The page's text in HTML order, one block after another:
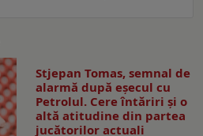
Stjepan Tomas, semnal de
alarmă după eșecul cu
Petrolul. Cere întăriri și o
altă atitudine din partea
jucătorilor actuali